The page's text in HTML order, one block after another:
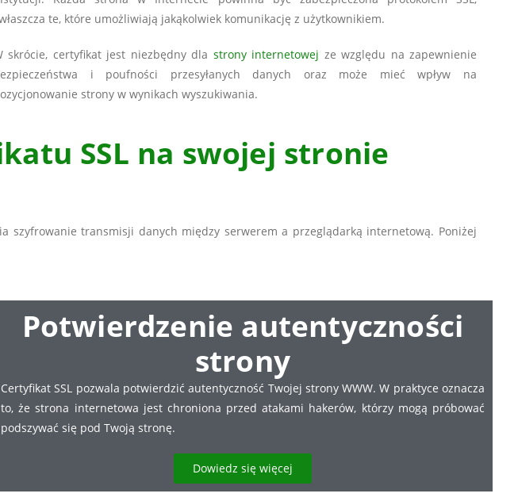
te, które umożliwiają jakąkolwiek komunikację z użytkownikiem.
skrócie, certyfikat jest niezbędny dla strony internetowej ze względu na zapewnienie
i poufności przesyłanych danych oraz może mieć wpływ na
strony w wynikach wyszukiwania.
SSL na swojej stronie
szyfrowanie transmisji danych między serwerem a przeglądarką internetową. Poniżej
Potwierdzenie autentyczności
strony
Certyfikat SSL pozwala potwierdzić autentyczność Twojej strony WWW. W praktyce oznacza
to, że strona internetowa jest chroniona przed atakami hakerów, którzy mogą próbować
podszywać się pod Twoją stronę.
Dowiedz się więcej